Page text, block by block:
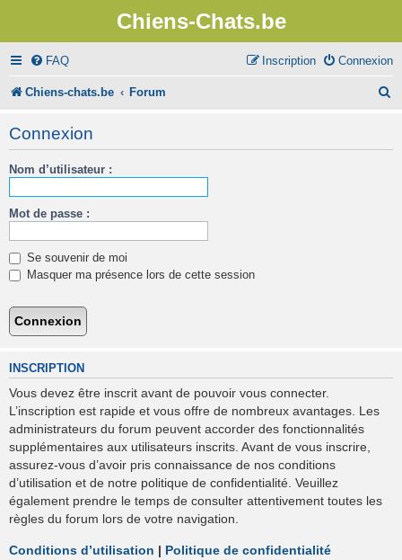
Chiens-Chats.be
FAQ Connexion
Inscription
Chiens-chats.be Forum
Connexion
Nom d’utilisateur :
Mot de passe :
Se souvenir de moi
Masquer ma présence lors de cette session
INSCRIPTION
Vous devez être inscrit avant de pouvoir vous connecter.
L’inscription est rapide et vous offre de nombreux avantages. Les
administrateurs du forum peuvent accorder des fonctionnalités
supplémentaires aux utilisateurs inscrits. Avant de vous inscrire,
assurez-vous d’avoir pris connaissance de nos conditions
d’utilisation et de notre politique de confidentialité. Veuillez
également prendre le temps de consulter attentivement toutes les
règles du forum lors de votre navigation.
Conditions d’utilisation | Politique de confidentialité